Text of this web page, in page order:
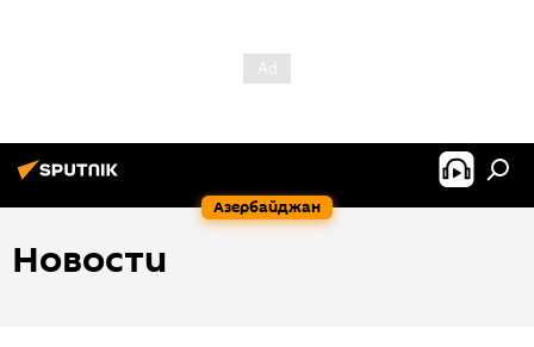
Азербайджан
Новости